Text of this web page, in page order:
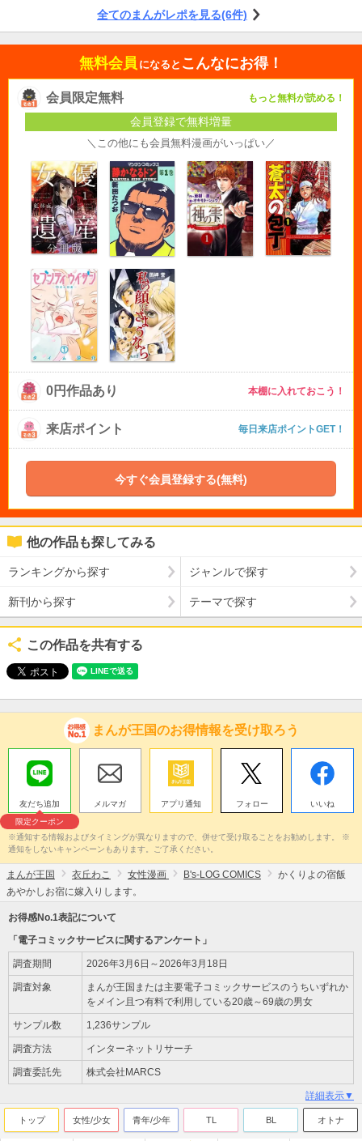
全てのまんがレポを見る(6件)
無料会員 になると こんなにお得！
会員限定無料 もっと無料が読める！
会員登録で無料増量
＼この他にも会員無料漫画がいっぱい／
0円作品あり 本棚に入れておこう！
来店ポイント 毎日来店ポイントGET！
今すぐ会員登録する(無料)
他の作品も探してみる
ランキングから探す ジャンルで探す
新刊から探す テーマで探す
この作品を共有する
まんが王国のお得情報を受け取ろう
友だち追加
限定クーポン
メルマガ アプリ通知 フォロー いいね
※通知する情報およびタイミングが異なりますので、併せて受け取ることをお勧めします。 ※
通知をしないキャンペーンもあります。ご了承ください。
まんが王国 衣丘わこ 女性漫画 B's-LOG COMICS
かくりよの宿飯
あやかしお宿に嫁入りします。
お得感No.1表記について
「電子コミックサービスに関するアンケート」
調査期間 2026年3月6日～2026年3月18日
調査対象
まんが王国または主要電子コミックサービスのうちいずれか
をメイン且つ有料で利用している20歳～69歳の男女
サンプル数 1,236サンプル
調査方法 インターネットリサーチ
調査委託先 株式会社MARCS
詳細表示▼
トップ 女性/少女 青年/少年 TL BL オトナ